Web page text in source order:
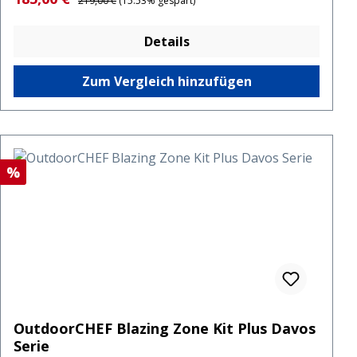
Details
Zum Vergleich hinzufügen
Rabatt
%
OutdoorCHEF Blazing Zone Kit Plus Davos
Serie